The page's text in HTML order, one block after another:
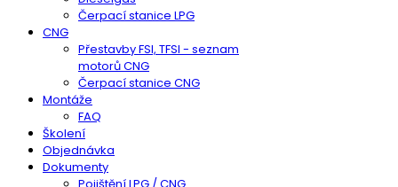
Čerpací stanice LPG
CNG
Přestavby FSI, TFSI - seznam
motorů CNG
Čerpací stanice CNG
Montáže
FAQ
Školení
Objednávka
Dokumenty